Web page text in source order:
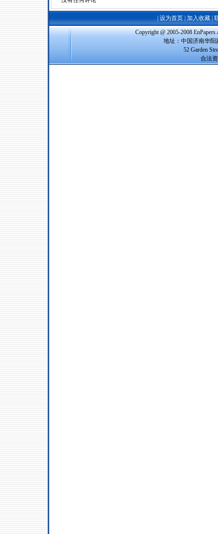
设为首页| 加入收藏|
Copyright @ 2005-2008
地址：中国济南华
52 Garden
合法